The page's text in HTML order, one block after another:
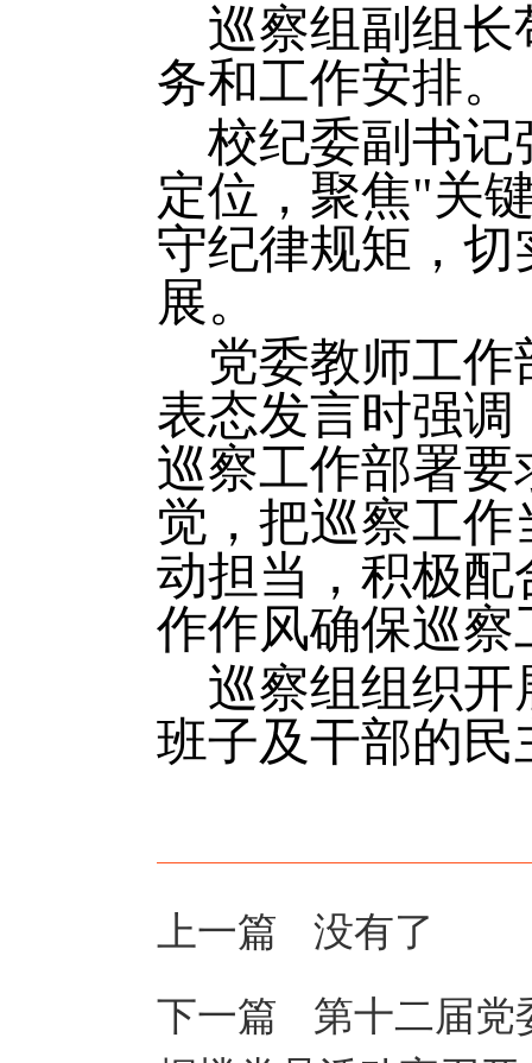
巡察组副组
务和工作安排。
校纪委副书记
定位，聚焦"关
守纪律规矩，
展。
党委教师工
表态发言时强调
巡察工作部署
觉，把巡察工
动担当，积极
作作风确保巡
巡察组组织
班子及干部的民
上一篇 没有了
下一篇 第十二届党